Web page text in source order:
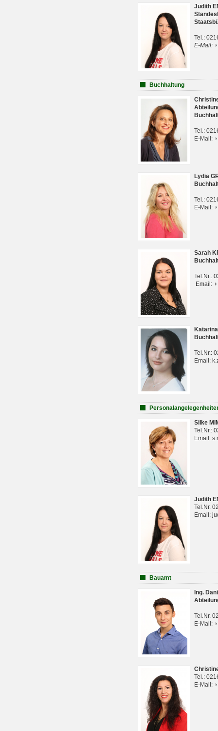
Judith
Tel.:
E-Mail:
Buchhaltung
Tel.:
E-Mail:
Lydia
Tel.:
E-Mail:
Sarah
Tel:Nr.:
Email:
Tel.Nr.:
Email:
Silke
Tel.Nr.:
Email:
Judith
Tel.Nr.
Email:
Bauamt
Ing.
Tel.Nr.
E-Mail:
Tel.:
E-Mail: